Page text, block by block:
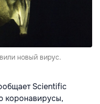
новый вирус.
Scientific
коронавирусы,